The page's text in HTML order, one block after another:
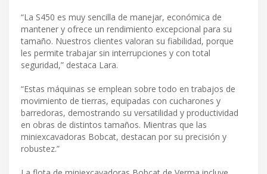
“La S450 es muy sencilla de manejar, económica de
mantener y ofrece un rendimiento excepcional para su
tamaño. Nuestros clientes valoran su fiabilidad, porque
les permite trabajar sin interrupciones y con total
seguridad,” destaca Lara.
“Estas máquinas se emplean sobre todo en trabajos de
movimiento de tierras, equipadas con cucharones y
barredoras, demostrando su versatilidad y productividad
en obras de distintos tamaños. Mientras que las
miniexcavadoras Bobcat, destacan por su precisión y
robustez.”